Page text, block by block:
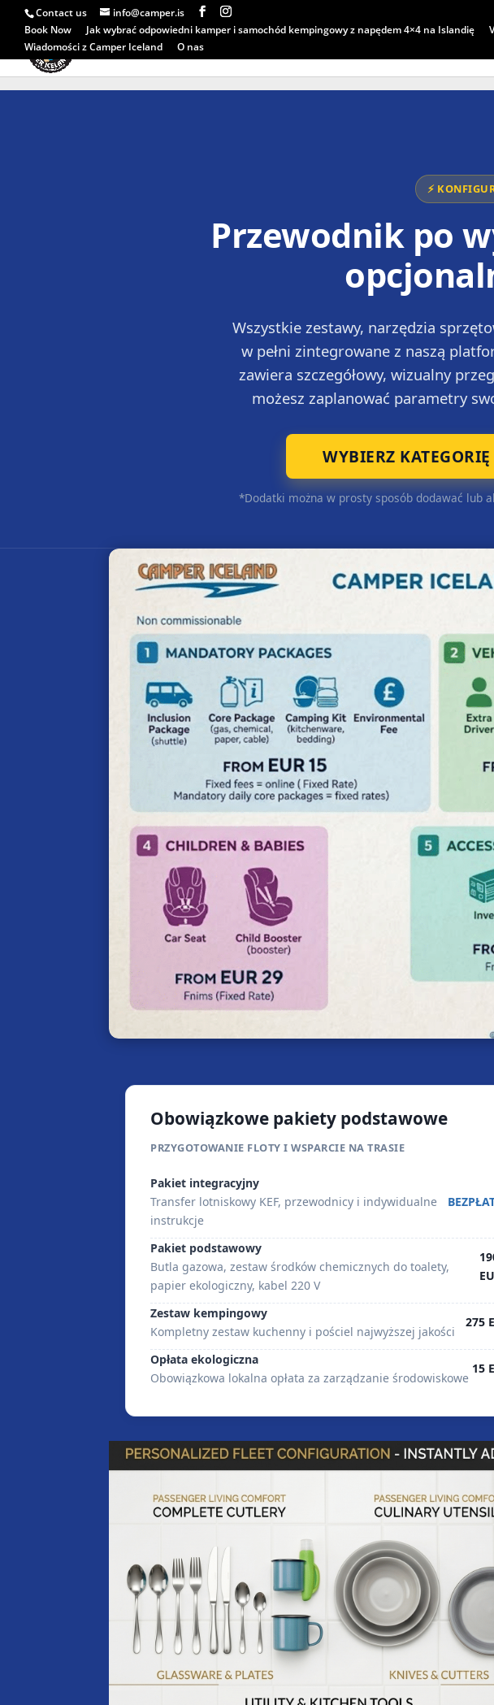
Contact us
info@camper.is
Book Now
Jak wybrać odpowiedni kamper i samochód kempingowy z napędem 4×4 na Islandię
Wiadomości z Camper Iceland
O nas
⚡
Przewodnik po
Wszystkie zestawy, narzędzia
w pełni zintegrowane z naszą
zawiera szczegółowy, wizualny
możesz zaplanować parametry
WYBIERZ
*Dodatki można w prosty sposób dodawać lub
Obowiązkowe pakiety podstawowe
PRZYGOTOWANIE FLOTY I WSPARCIE NA TRASIE
Pakiet integracyjny
Transfer lotniskowy KEF, przewodnicy i indywidualne
instrukcje
Pakiet podstawowy
Butla gazowa, zestaw środków chemicznych do toalety,
papier ekologiczny, kabel 220 V
Zestaw kempingowy
Kompletny zestaw kuchenny i pościel najwyższej jakości
275
Opłata ekologiczna
Obowiązkowa lokalna opłata za zarządzanie środowiskowe
15